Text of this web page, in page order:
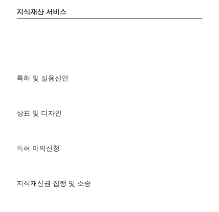
지식재산 서비스
특허 및 실용신안
상표 및 디자인
특허 이의신청
지식재산권 집행 및 소송